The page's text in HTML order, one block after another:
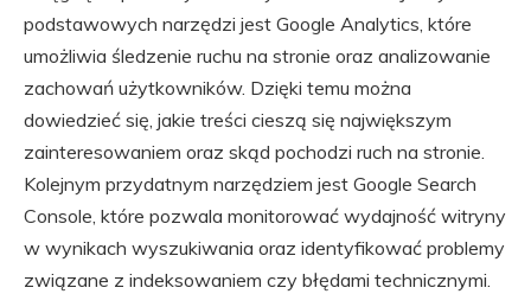
podstawowych narzędzi jest Google Analytics, które
umożliwia śledzenie ruchu na stronie oraz analizowanie
zachowań użytkowników. Dzięki temu można
dowiedzieć się, jakie treści cieszą się największym
zainteresowaniem oraz skąd pochodzi ruch na stronie.
Kolejnym przydatnym narzędziem jest Google Search
Console, które pozwala monitorować wydajność witryny
w wynikach wyszukiwania oraz identyfikować problemy
związane z indeksowaniem czy błędami technicznymi.